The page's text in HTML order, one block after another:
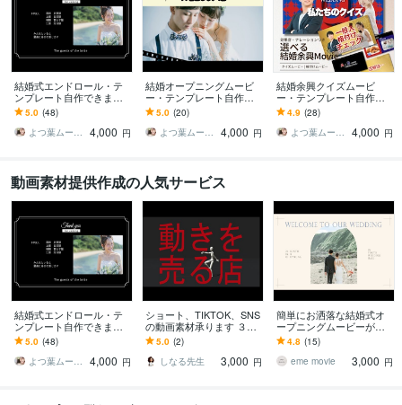
結婚式エンドロール・テ
ンプレート自作できます
パワポまたはCanvaで作
れる！デザインも2種類か
ら選べます
5.0 (48)
よつ葉ムービー
4,000 円
結婚オープニングムービ
ー・テンプレート自作で
きます パワポまたはCanv
aで作れる！デザインも3
種類から選べる！
5.0 (20)
よつ葉ムービー
4,000 円
結婚余興クイズムービ
ー・テンプレート自作ま
す 私たちのクイズ/格付け
チェック・2種類から選択
Canva自作
4.9 (28)
よつ葉ムービー
4,000 円
動画素材提供作成の人気サービス
結婚式エンドロール・テ
ンプレート自作できます
パワポまたはCanvaで作
れる！デザインも2種類か
ら選べます
5.0 (48)
よつ葉ムービー
4,000 円
ショート、TIKTOK、SNS
の動画素材承ります ３ｄ
２ｄアバターによる、モ
ーション、ダンス、アニ
メーション
5.0 (2)
しなる先生
3,000 円
簡単にお洒落な結婚式オ
ープニングムービーが作
れます ₊✧˚写真を入れるだ
け！本格的に仕上がるテ
ンプレート˚✧₊
4.8 (15)
eme movie
3,000 円